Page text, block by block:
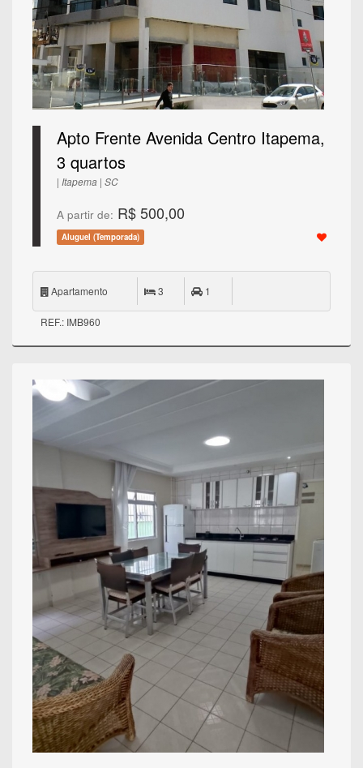
Apto Frente Avenida Centro Itapema,
3 quartos
| Itapema | SC
A partir de: R$ 500,00
Aluguel (Temporada)
Apartamento 3 1
REF.: IMB960